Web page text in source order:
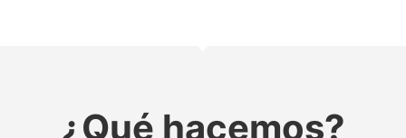
¿Qué hacemos?